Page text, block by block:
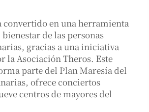
convertido en una herramienta
de las personas
gracias a una iniciativa
la Asociación Theros. Este
parte del Plan Maresía del
ofrece conciertos
centros de mayores del